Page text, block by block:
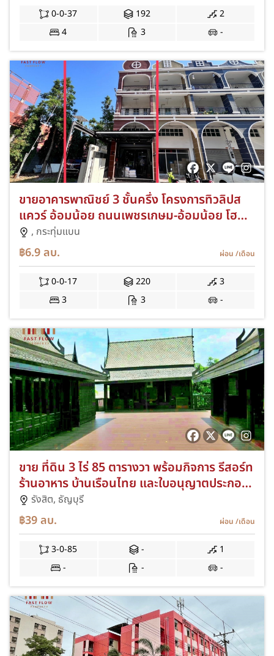
0-0-37 192
2
4
3 -
ขายอาคารพาณิชย์ 3 ชั้นครึ่ง โครงการทิวลิปส
แควร์ อ้อมน้อย ถนนเพชรเกษม-อ้อมน้อย โฮม
ออฟฟิศ / หลังมุม ต่อเติมตกแต่งบิวท์อิน อย่าง
ดี
, กระทุ่มแบน
฿6.9ลบ. ผ่อน /เดือน
0-0-17 220
3
3
3 -
ขาย ที่ดิน 3 ไร่ 85 ตารางวา พร้อมกิจการ รีสอร์ท
ร้านอาหาร บ้านเรือนไทย และใบอนุญาตประกอบ
กิจการผับ คลอง 7 ธัญบุรี ซอยชุมชนธราดลวิว
รังสิต, ธัญบุรี
฿39ลบ. ผ่อน /เดือน
3-0-85 -
1
-
- -